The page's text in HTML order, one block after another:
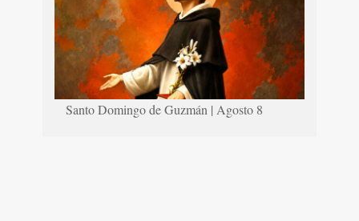
Santo Domingo de Guzmán | Agosto 8